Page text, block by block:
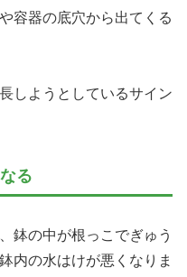
容器の底穴から出てくる
しようとしているサイン
る
鉢の中が根っこでぎゅう
内の水はけが悪くなりま